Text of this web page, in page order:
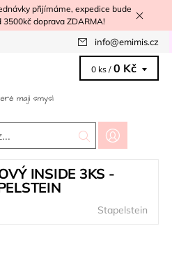
přijímáme, expedice bude
doprava ZDARMA!
info@emimis.cz
0 ks / 0 Kč
INSIDE 3KS -
Stapelstein